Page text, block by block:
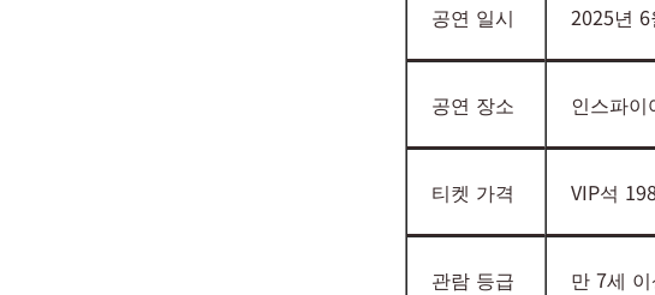
공연 일시 2025년
공연 장소 인스파
티켓 가격 VIP석
관람 등급 만 7세